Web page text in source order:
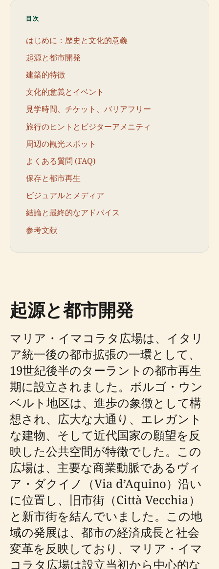
目次
はじめに：歴史と文化的意義
起源と都市開発
建築的特徴
文化的意義とイベント
見学時間、チケット、バリアフリー
旅行のヒントとビジターアメニティ
周辺の観光スポット
よくある質問 (FAQ)
保存と都市再生
ビジュアルとメディア
結論と最終的なアドバイス
参考文献
起源と都市開発
マリア・イマコラタ広場は、イタリ
ア統一後の都市拡張の一環として、
19世紀後半のターラントの都市再生
期に設立されました。ボルゴ・ウン
ベルト地区は、進歩の象徴として構
想され、広大な大通り、エレガント
な建物、そして近代国家の願望を反
映した公共空間が特徴でした。この
広場は、主要な商業動脈であるヴィ
ア・ダクイノ（Via d’Aquino）沿い
に位置し、旧市街（Città Vecchia）
と新市街を結んでいました。この地
域の発展は、都市の経済成長と社会
変革を反映しており、マリア・イマ
コラタ広場は設立当初から中心的な